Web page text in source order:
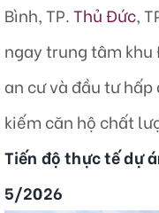
Bình, TP.Thủ Đức,
ngay trung tâm khu
an cư và đầu tư
kiếm căn hộ chất
Tiến độ thực tế dự
5/2026